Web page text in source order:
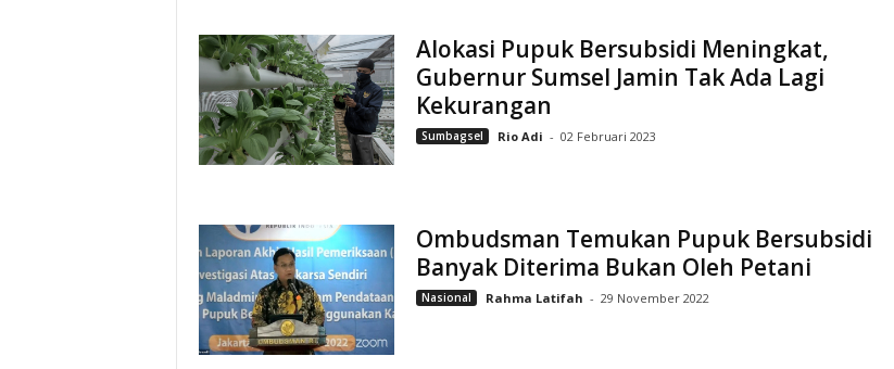
Alokasi Pupuk Bersubsidi Meningkat,
Gubernur Sumsel Jamin Tak Ada Lagi
Kekurangan
Sumbagsel Rio Adi - 02 Februari 2023
Ombudsman Temukan Pupuk Bersubsidi
Banyak Diterima Bukan Oleh Petani
Nasional Rahma Latifah - 29 November 2022